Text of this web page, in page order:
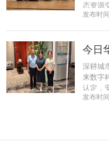
态资源
签署合
源交易
资管理
发布时
深耕城
来数字
认定，
模式的
是简
研判
全从 “
清晰的
发布时